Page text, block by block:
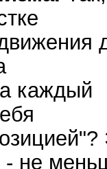
каждый
- не